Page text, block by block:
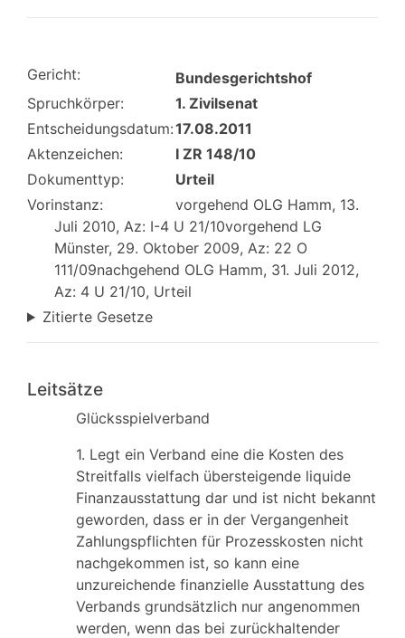
Gericht:
Bundesgerichtshof
Spruchkörper:
1. Zivilsenat
Entscheidungsdatum:17.08.2011
Aktenzeichen:
I ZR 148/10
Dokumenttyp:
Urteil
Vorinstanz:
vorgehend OLG Hamm, 13.
Juli 2010, Az: I-4 U 21/10vorgehend LG
Münster, 29. Oktober 2009, Az: 22 O
111/09nachgehend OLG Hamm, 31. Juli 2012,
Az: 4 U 21/10, Urteil
Zitierte Gesetze
Leitsätze
Glücksspielverband
1. Legt ein Verband eine die Kosten des
Streitfalls vielfach übersteigende liquide
Finanzausstattung dar und ist nicht bekannt
geworden, dass er in der Vergangenheit
Zahlungspflichten für Prozesskosten nicht
nachgekommen ist, so kann eine
unzureichende finanzielle Ausstattung des
Verbands grundsätzlich nur angenommen
werden, wenn das bei zurückhaltender